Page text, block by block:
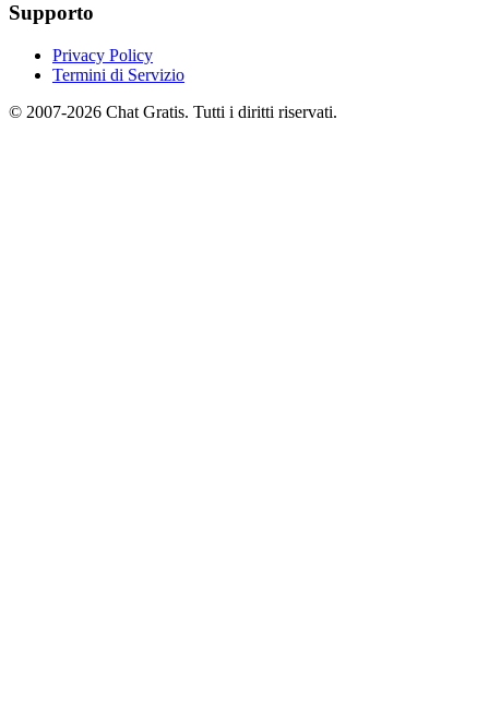
Supporto
Privacy Policy
Termini di Servizio
© 2007-2026 Chat Gratis. Tutti i diritti riservati.